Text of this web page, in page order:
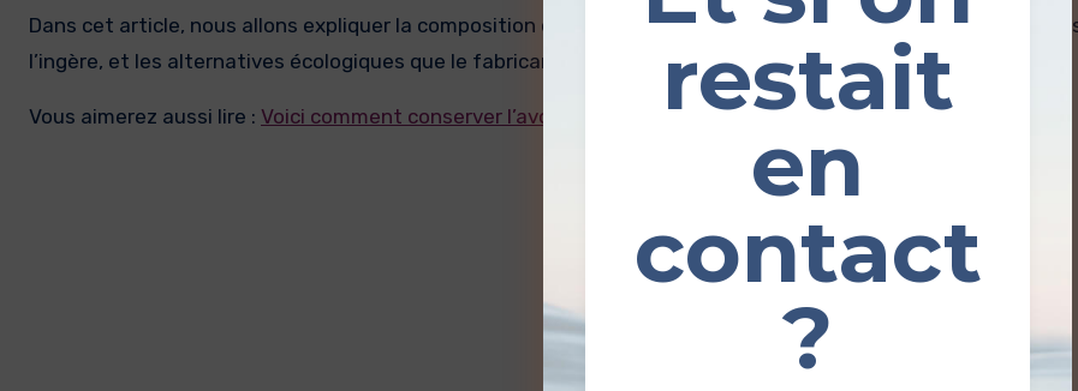
Dans cet article, nous allons expliquer la composition de la fameuse cire rouge, son rôle protecteur, les
l’ingère, et les alternatives écologiques que le fabricant développe aujourd’hui.
Vous aimerez aussi lire : Voici comment conserver l’avocat une fois coupérestait
en
contact
?